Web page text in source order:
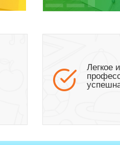
Легкое